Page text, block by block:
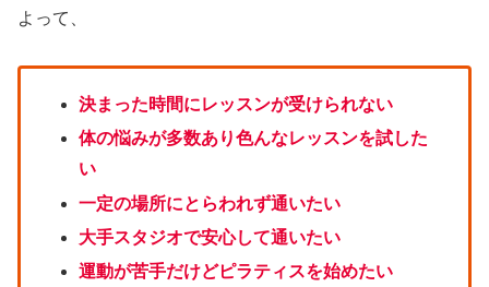
よって、
決まった時間にレッスンが受けられない
体の悩みが多数あり色んなレッスンを試した
い
一定の場所にとらわれず通いたい
大手スタジオで安心して通いたい
運動が苦手だけどピラティスを始めたい